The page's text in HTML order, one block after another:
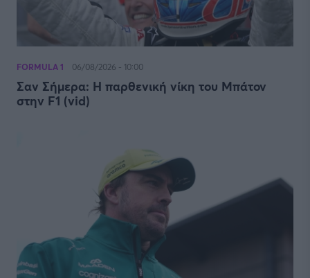
FORMULA 1 06/08/2026 - 10:00
Σαν Σήμερα: Η παρθενική νίκη του Μπάτον
στην F1 (vid)